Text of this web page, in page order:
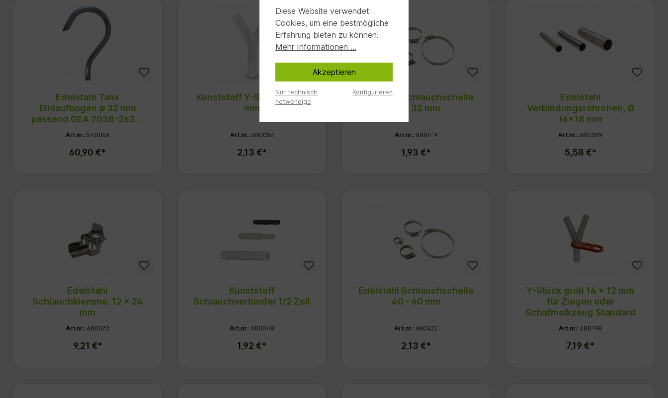
Edelstahl Tank
Einlaufbogen ∅ 32 mm
passend GEA 7038-2622-
Art.nr.:540056
60,90 €*
Kunststoff Y-Stück 6 x 10
mm
Art.nr.: 680056
2,13 €*
Edelstahl Schlauchschelle
20 - 32 mm
Art.nr.: 680419
1,93 €*
Edelstahl
Verbindungsröhrchen, Ø
16x18 mm
Art.nr.: 680389
5,58 €*
Edelstahl
Schlauchklemme, 12 x 24
mm
Art.nr.: 680072
9,21 €*
Kunststoff
Schlauchverbinder 1/2 Zoll
Art.nr.: 680048
1,92 €*
Edelstahl Schlauchschelle
40 - 60 mm
Art.nr.: 680422
2,13 €*
Y-Stück groß 14 x 12 mm
für Ziegen oder
Schafmelkzeug Standard
Art.nr.: 680198
7,19 €*
Diese Website verwendet
Cookies, um eine bestmögliche
Erfahrung bieten zu können.
Mehr Informationen ...
Akzeptieren
Nur technisch
notwendige
Konfigurieren